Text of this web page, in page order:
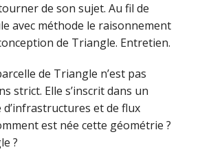
de son sujet. Au fil de
avec méthode le raisonnement
de Triangle. Entretien.
de Triangle n’est pas
strict. Elle s’inscrit dans un
d’infrastructures et de flux
est née cette géométrie ?
?